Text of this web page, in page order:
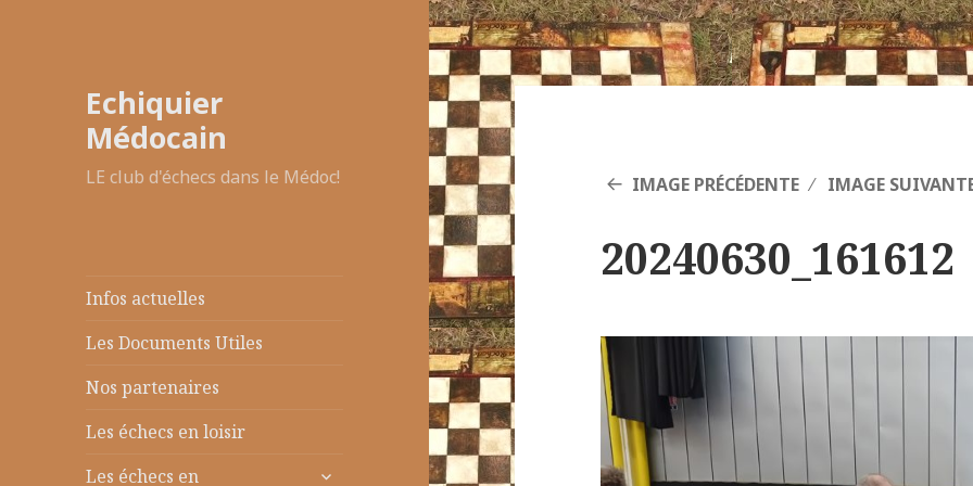
Echiquier
Médocain
LE club d'échecs dans le Médoc!
Infos actuelles
Les Documents Utiles
Nos partenaires
Les échecs en loisir
Les échecs en
ouvrir
IMAGE PRÉCÉDENTE IMAGE
20240630_161612